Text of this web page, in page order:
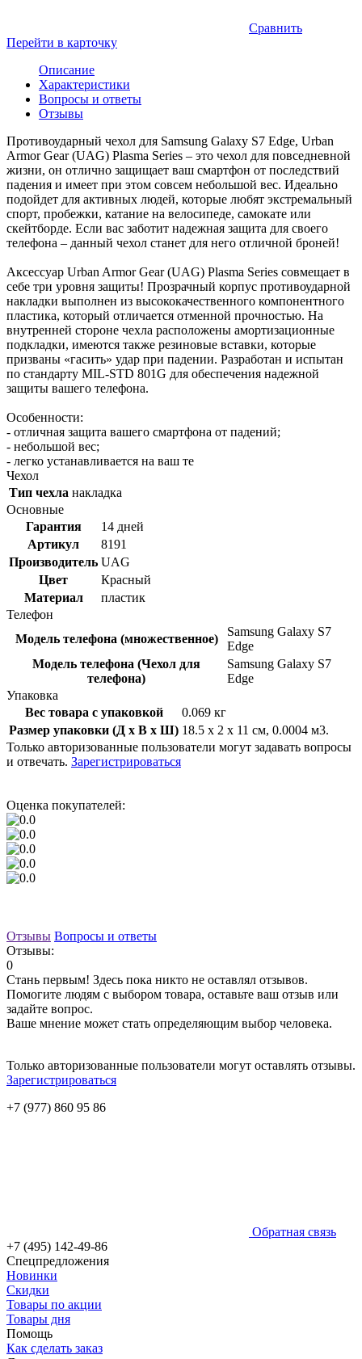
Сравнить
Перейти в карточку
Описание
Характеристики
Вопросы и ответы
Отзывы
Противоударный чехол для Samsung Galaxy S7 Edge, Urban
Armor Gear (UAG) Plasma Series – это чехол для повседневной
жизни, он отлично защищает ваш смартфон от последствий
падения и имеет при этом совсем небольшой вес. Идеально
подойдет для активных людей, которые любят экстремальный
спорт, пробежки, катание на велосипеде, самокате или
скейтборде. Если вас заботит надежная защита для своего
телефона – данный чехол станет для него отличной броней!
Аксессуар Urban Armor Gear (UAG) Plasma Series совмещает в
себе три уровня защиты! Прозрачный корпус противоударной
накладки выполнен из высококачественного компонентного
пластика, который отличается отменной прочностью. На
внутренней стороне чехла расположены амортизационные
подкладки, имеются также резиновые вставки, которые
призваны «гасить» удар при падении. Разработан и испытан
по стандарту MIL-STD 801G для обеспечения надежной
защиты вашего телефона.
Особенности:
- отличная защита вашего смартфона от падений;
- небольшой вес;
- легко устанавливается на ваш те
Чехол
Тип чехла накладка
Основные
Гарантия
14 дней
Артикул
8191
Производитель UAG
Цвет
Красный
Материал
пластик
Телефон
Модель телефона (множественное)
Samsung Galaxy S7
Edge
Модель телефона (Чехол для
телефона)
Samsung Galaxy S7
Edge
Упаковка
Вес товара с упаковкой
0.069 кг
Размер упаковки (Д x В x Ш) 18.5 x 2 x 11 см, 0.0004 м3.
Только авторизованные пользователи могут задавать вопросы
и отвечать. Зарегистрироваться
Оценка покупателей:
Отзывы Вопросы и ответы
Отзывы:
0
Стань первым! Здесь пока никто не оставлял отзывов.
Помогите людям с выбором товара, оставьте ваш отзыв или
задайте вопрос.
Ваше мнение может стать определяющим выбор человека.
Только авторизованные пользователи могут оставлять отзывы.
Зарегистрироваться
+7 (977) 860 95 86
Обратная связь
+7 (495) 142-49-86
Спецпредложения
Новинки
Скидки
Товары по акции
Товары дня
Помощь
Как сделать заказ